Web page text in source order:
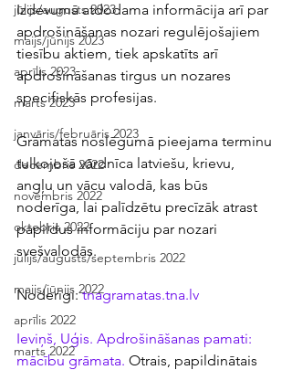
jūlijs/augusts 2023
maijs/jūnijs 2023
aprīlis 2023
marts 2023
janvāris/februāris 2023
decembris 2022
novembris 2022
oktobris 2022
jūlijs/augusts/septembris 2022
maijs/jūnijs 2022
aprīlis 2022
marts 2022
Izdevumā atdodama informācija arī par
apdrošināšanas nozari regulējošajiem
tiesību aktiem, tiek apskatīts arī
apdrošināšanas tirgus un nozares
specifiskās profesijas.
Grāmatas noslēgumā pieejama terminu
tulkojošā vārdnīca latviešu, krievu,
angļu un vācu valodā, kas būs
noderīga, lai palīdzētu precīzāk atrast
papildus informāciju par nozari
svešvalodās.
Noderīgi: tnagramatas.tna.lv
Ieviņš, Uģis. Apdrošināšanas pamati:
mācību grāmata. Otrais, papildinātais